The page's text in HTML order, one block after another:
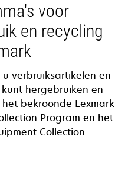
voor
en recycling
verbruiksartikelen en
hergebruiken en
bekroonde Lexmark
Program en het
Collection